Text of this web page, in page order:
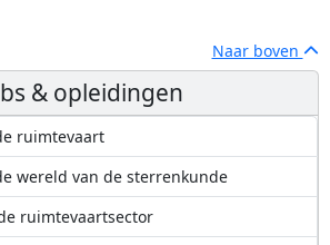
Naar boven
& opleidingen
ruimtevaart
wereld van de sterrenkunde
ruimtevaartsector